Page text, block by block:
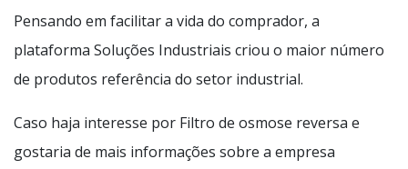
Pensando em facilitar a vida do comprador, a
plataforma Soluções Industriais criou o maior número
de produtos referência do setor industrial.
Caso haja interesse por Filtro de osmose reversa e
gostaria de mais informações sobre a empresa